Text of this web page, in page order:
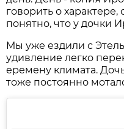
говорить о характере,
понятно, что у дочки
Мы уже ездили с
удивление легко
еремену климата.
тоже по­стоянно